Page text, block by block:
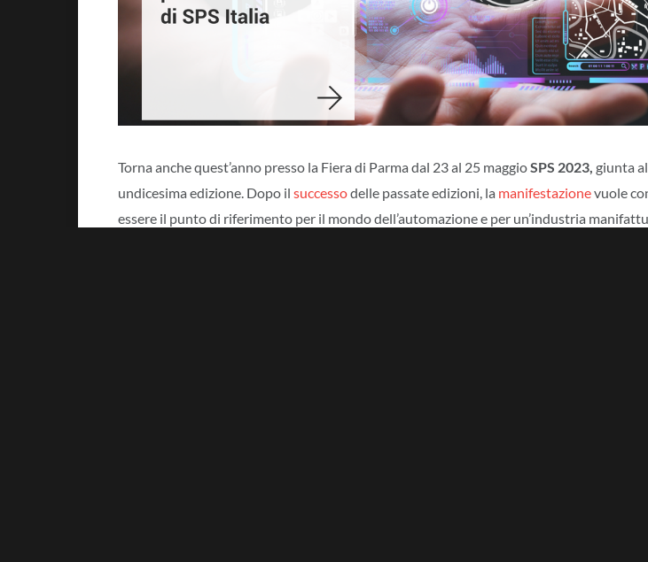
Torna anche quest’anno presso la Fiera di Parma dal 23 al 25 maggioSPS 2023, giunta
undicesima edizione. Dopo il successodelle passate edizioni, la manifestazionevuole
essere il punto di riferimento per il mondo dell’automazione e per un’industria